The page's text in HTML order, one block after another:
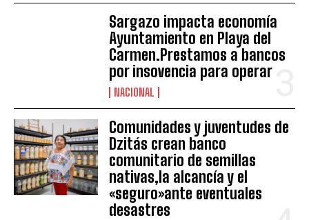
Sargazo impacta economía
Ayuntamiento en Playa del
Carmen.Prestamos a bancos
por insovencia para operar
NACIONAL
Comunidades y juventudes de
Dzitás crean banco
comunitario de semillas
nativas,la alcancía y el
«seguro»ante eventuales
desastres